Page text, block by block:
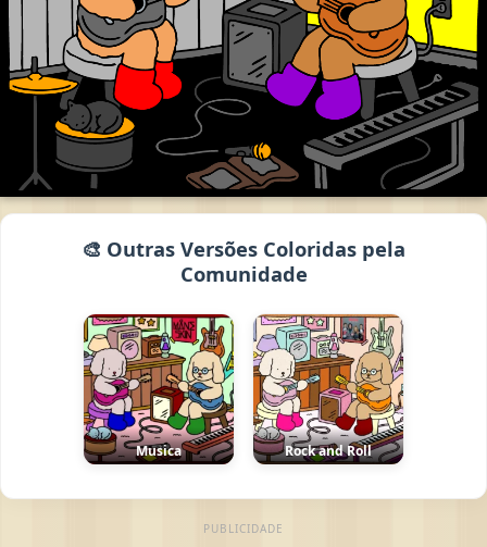
🎨 Outras Versões Coloridas pela
Comunidade
Musica Rock and Roll
PUBLICIDADE